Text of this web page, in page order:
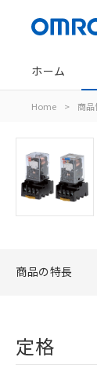
ホーム
Home > 商品
商品の特長
定格